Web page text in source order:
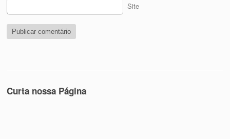
Site
Curta nossa Página